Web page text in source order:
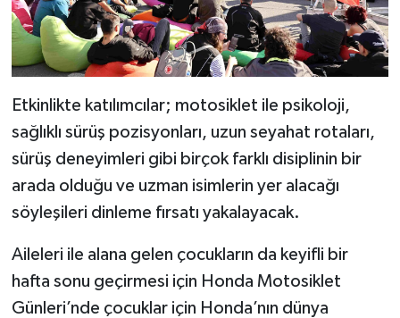
Etkinlikte katılımcılar; motosiklet ile psikoloji,
sağlıklı sürüş pozisyonları, uzun seyahat rotaları,
sürüş deneyimleri gibi birçok farklı disiplinin bir
arada olduğu ve uzman isimlerin yer alacağı
söyleşileri dinleme fırsatı yakalayacak.
Aileleri ile alana gelen çocukların da keyifli bir
hafta sonu geçirmesi için Honda Motosiklet
Günleri’nde çocuklar için Honda’nın dünya